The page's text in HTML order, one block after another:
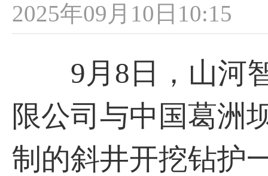
2025年09月10日10:15
9月8日，山河智
限公司与中国葛洲
制的斜井开挖钻护